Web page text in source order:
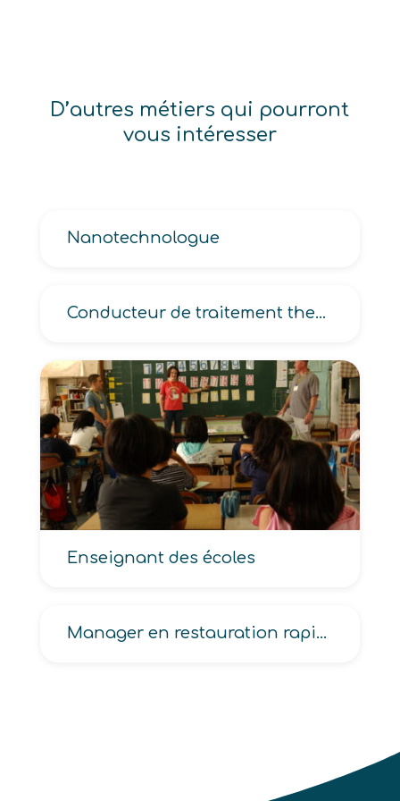
D’autres métiers qui pourront
vous intéresser
Nanotechnologue
Conducteur de traitement thermique, Opérateur de traitement thermique
Enseignant des écoles
Manager en restauration rapide, Manager en terminal de cuisson